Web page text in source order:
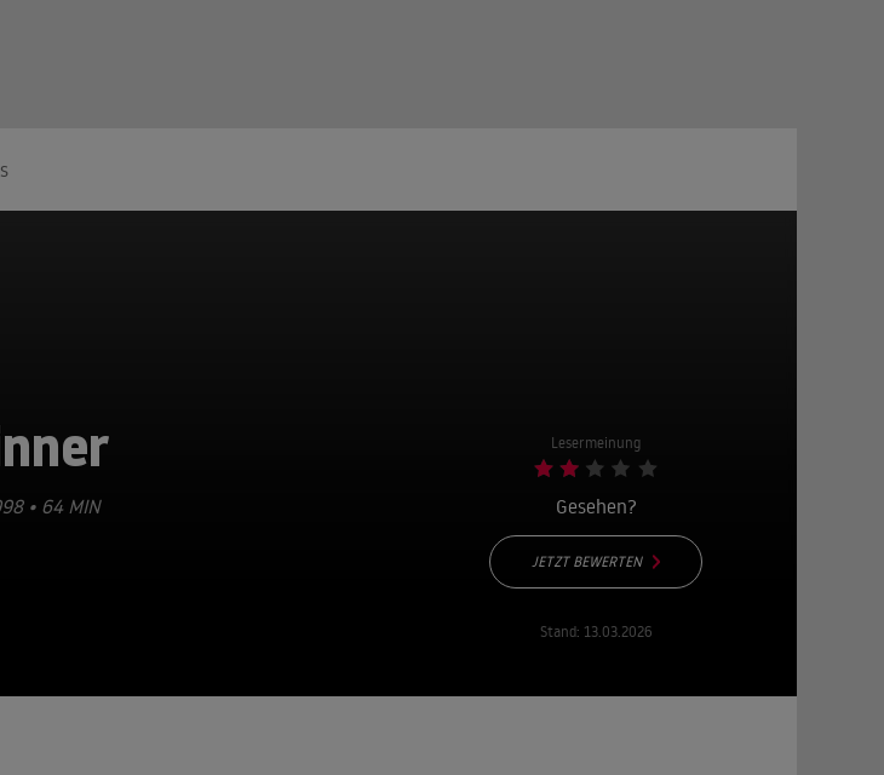
• 64 MIN
Lesermeinung
Gesehen?
JETZT BEWERTEN
Stand: 13.03.2026